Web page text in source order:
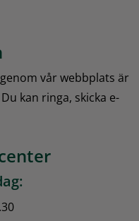
vår webbplats är
kan ringa, skicka e-